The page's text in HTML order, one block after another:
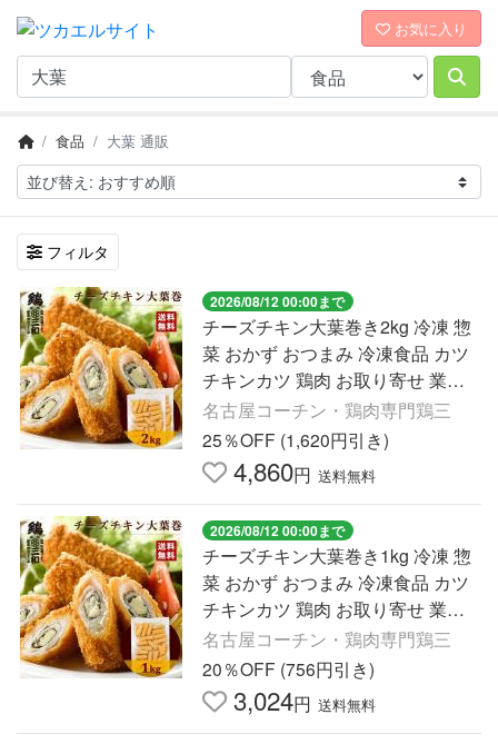
お気に入り
食品 大葉 通販
フィルタ
2026/08/12 00:00まで
チーズチキン大葉巻き2kg 冷凍 惣
菜 おかず おつまみ 冷凍食品 カツ
チキンカツ 鶏肉 お取り寄せ 業務
用 送料無料 鶏三和 爆買
名古屋コーチン・鶏肉専門鶏三
25％OFF (1,620円引き)
4,860円 送料無料
2026/08/12 00:00まで
チーズチキン大葉巻き1kg 冷凍 惣
菜 おかず おつまみ 冷凍食品 カツ
チキンカツ 鶏肉 お取り寄せ 業務
用 送料無料 鶏三和 爆買
名古屋コーチン・鶏肉専門鶏三
20％OFF (756円引き)
3,024円 送料無料